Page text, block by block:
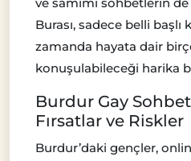
ve samimi sohbetlerin de
Burası, sadece belli başlı
zamanda hayata dair
konuşulabileceği harika
Burdur Gay
Fırsatlar ve Riskler
Burdur’daki gençler,